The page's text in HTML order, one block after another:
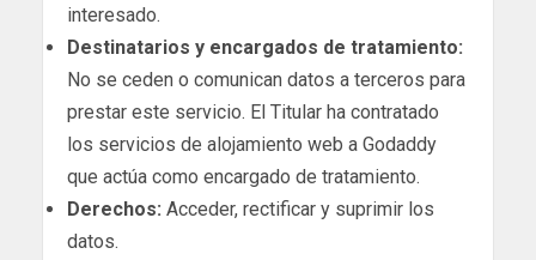
interesado.
Destinatarios y encargados de tratamiento:
No se ceden o comunican datos a terceros para
prestar este servicio. El Titular ha contratado
los servicios de alojamiento web a Godaddy
que actúa como encargado de tratamiento.
Derechos: Acceder, rectificar y suprimir los
datos.